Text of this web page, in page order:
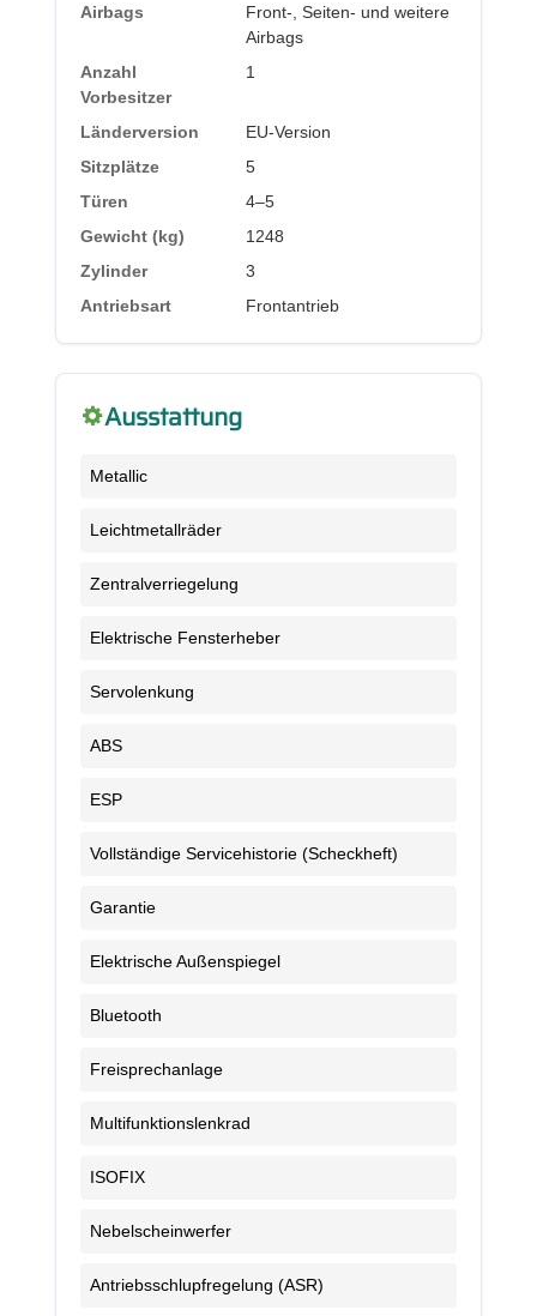
Airbags
Front-, Seiten- und weitere
Airbags
Anzahl
Vorbesitzer
1
Länderversion
EU-Version
Sitzplätze
5
Türen
4–5
Gewicht (kg)
1248
Zylinder
3
Antriebsart
Frontantrieb
Ausstattung
Metallic
Leichtmetallräder
Zentralverriegelung
Elektrische Fensterheber
Servolenkung
ABS
ESP
Vollständige Servicehistorie (Scheckheft)
Garantie
Elektrische Außenspiegel
Bluetooth
Freisprechanlage
Multifunktionslenkrad
ISOFIX
Nebelscheinwerfer
Antriebsschlupfregelung (ASR)